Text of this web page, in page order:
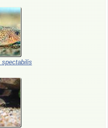
spectabilis